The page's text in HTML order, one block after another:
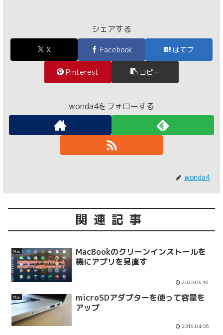
シェアする
X Facebook はてブ
Pinterest コピー
wonda4をフォローする
wonda4
関連記事
Mac
MacBookのクリーンインストールを
機にアプリを見直す
2020.03.16
Mac
microSDアダプターを使って容量を
アップ
2016.04.05